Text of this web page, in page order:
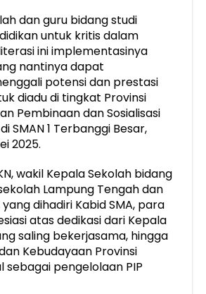
dan guru bidang studi
untuk kritis dalam
ini implementasinya
nantinya dapat
potensi dan prestasi
diadu di tingkat Provinsi
Pembinaan dan Sosialisasi
SMAN 1 Terbanggi Besar,
2025.
wakil Kepala Sekolah bidang
Lampung Tengah dan
dihadiri Kabid SMA, para
atas dedikasi dari Kepala
saling bekerjasama, hingga
Kebudayaan Provinsi
sebagai pengelolaan PIP